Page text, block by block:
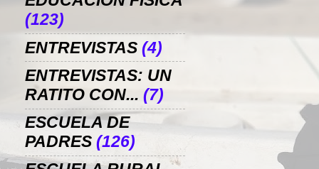
(123)
ENTREVISTAS (4)
ENTREVISTAS: UN
RATITO CON... (7)
ESCUELA DE
PADRES (126)